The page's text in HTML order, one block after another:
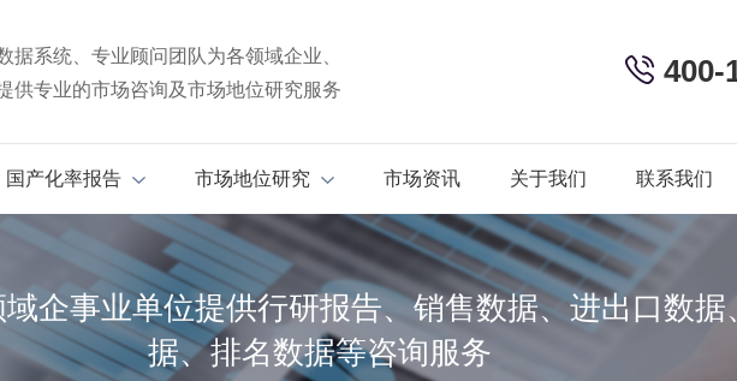
据系统、专业顾问团队为各领域企业、
供专业的市场咨询及市场地位研究服务
400-
国产化率报告 市场地位研究 市场资讯 关于我们 联系我们
企事业单位提供行研报告、销售数据、进出口数
据、排名数据等咨询服务